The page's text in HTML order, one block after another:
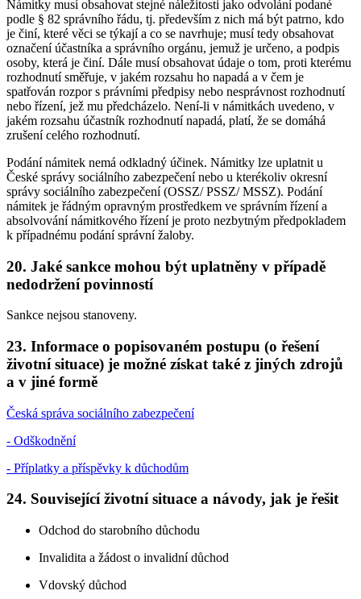
Námitky musí obsahovat stejné náležitosti jako odvolání podané
podle § 82 správního řádu, tj. především z nich má být patrno, kdo
je činí, které věci se týkají a co se navrhuje; musí tedy obsahovat
označení účastníka a správního orgánu, jemuž je určeno, a podpis
osoby, která je činí. Dále musí obsahovat údaje o tom, proti kterému
rozhodnutí směřuje, v jakém rozsahu ho napadá a v čem je
spatřován rozpor s právními předpisy nebo nesprávnost rozhodnutí
nebo řízení, jež mu předcházelo. Není-li v námitkách uvedeno, v
jakém rozsahu účastník rozhodnutí napadá, platí, že se domáhá
zrušení celého rozhodnutí.
Podání námitek nemá odkladný účinek. Námitky lze uplatnit u
České správy sociálního zabezpečení nebo u kterékoliv okresní
správy sociálního zabezpečení (OSSZ/ PSSZ/ MSSZ). Podání
námitek je řádným opravným prostředkem ve správním řízení a
absolvování námitkového řízení je proto nezbytným předpokladem
k případnému podání správní žaloby.
20. Jaké sankce mohou být uplatněny v případě
nedodržení povinností
Sankce nejsou stanoveny.
23. Informace o popisovaném postupu (o řešení
životní situace) je možné získat také z jiných zdrojů
a v jiné formě
Česká správa sociálního zabezpečení
- Odškodnění
- Příplatky a příspěvky k důchodům
24. Související životní situace a návody, jak je řešit
Odchod do starobního důchodu
Invalidita a žádost o invalidní důchod
Vdovský důchod